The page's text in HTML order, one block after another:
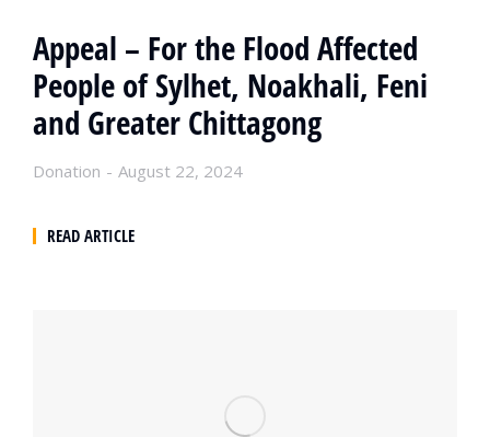
Appeal – For the Flood Affected
People of Sylhet, Noakhali, Feni
and Greater Chittagong
Donation August 22, 2024
READ ARTICLE